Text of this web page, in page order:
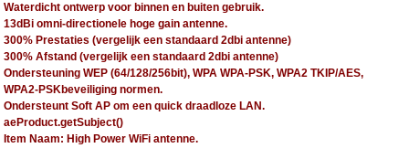
Waterdicht ontwerp voor binnen en buiten gebruik.
13dBi omni-directionele hoge gain antenne.
300% Prestaties (vergelijk een standaard 2dbi antenne)
300% Afstand (vergelijk een standaard 2dbi antenne)
Ondersteuning WEP (64/128/256bit), WPA WPA-PSK, WPA2 TKIP/AES,
WPA2-PSKbeveiliging normen.
Ondersteunt Soft AP om een quick draadloze LAN.
aeProduct.getSubject()
Item Naam: High Power WiFi antenne.